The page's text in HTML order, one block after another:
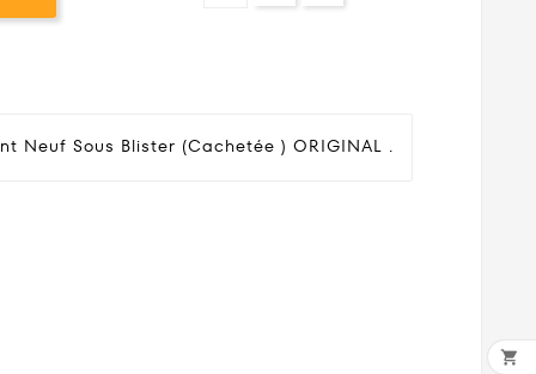
Neuf Sous Blister (cachetée ) ORIGINAL .
